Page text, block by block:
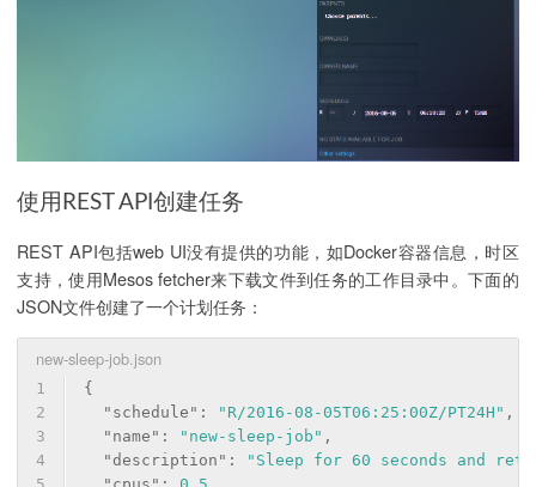
使用REST API创建任务
REST API包括web UI没有提供的功能，如Docker容器信息，时区
支持，使用Mesos fetcher来下载文件到任务的工作目录中。下面的
JSON文件创建了一个计划任务：
new-sleep-job.json
1
2
3
4
{
"schedule" : "R/2016-08-05T06:25:00Z/PT24H" ,
"name" : "new-sleep-job" ,
"description" :
"Sleep for 60 seconds and